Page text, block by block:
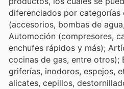
diferenciados por categorías
(accesorios, bombas de
Automoción (compresores,
enchufes rápidos y más);
cocinas de gas, entre otros);
griferías, inodoros, espejos,
alicates, cepillos,